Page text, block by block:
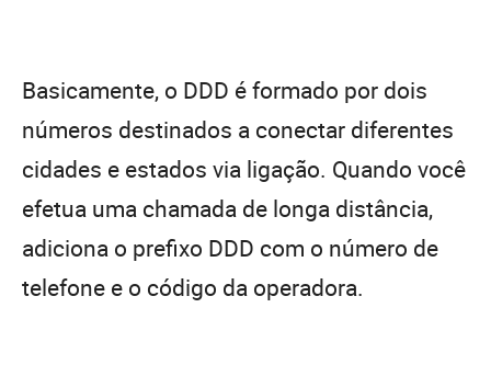
Basicamente, o DDD é formado por dois
números destinados a conectar diferentes
cidades e estados via ligação. Quando você
efetua uma chamada de longa distância,
adiciona o prefixo DDD com o número de
telefone e o código da operadora.